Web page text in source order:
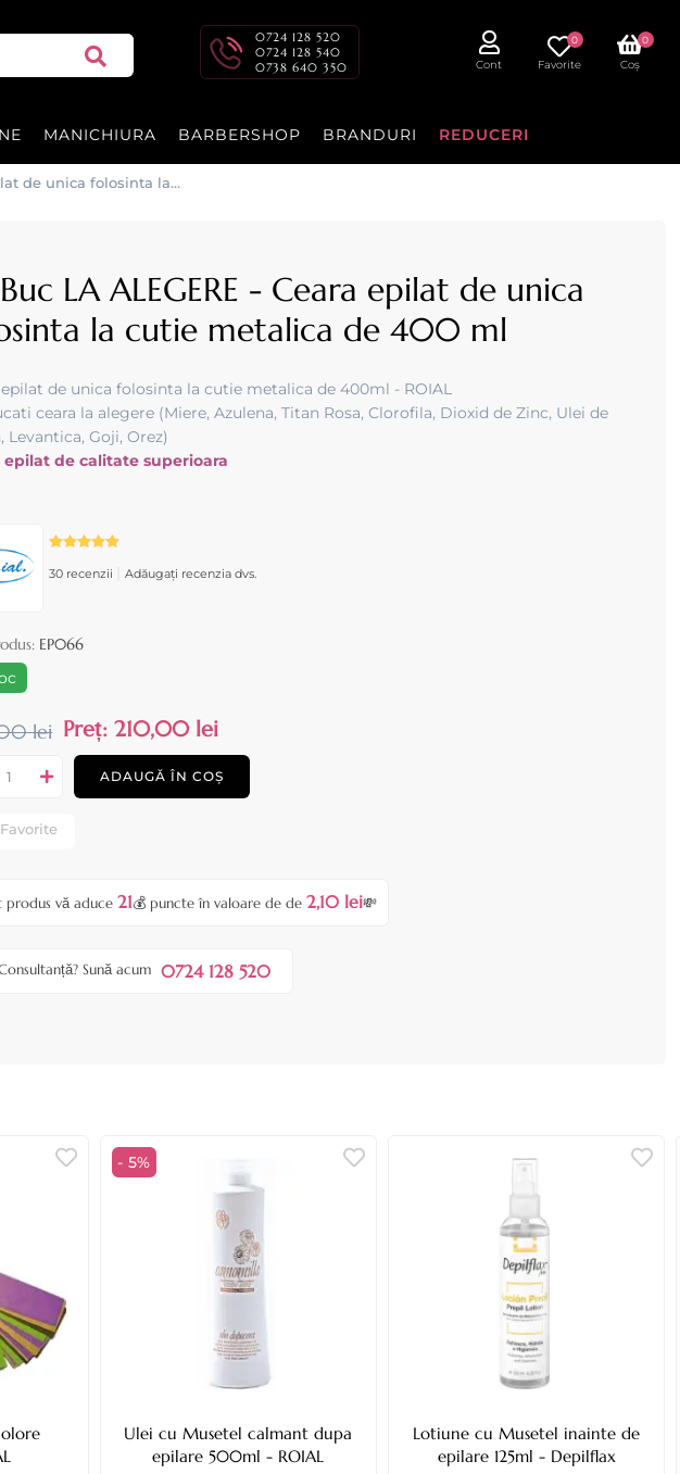
0724 128 520
0724 128 540
0738 640 350
Cont Favorite
0
Coș
0
MANICHIURA BARBERSHOP BRANDURI REDUCERI
de unica folosinta la
LA ALEGERE - Ceara epilat de unica
la cutie metalica de 400 ml
epilat de unica folosinta la cutie metalica de 400ml - ROIAL
ceara la alegere (Miere, Azulena, Titan Rosa, Clorofila, Dioxid de Zinc, Ulei de
Levantica, Goji, Orez)
epilat de calitate superioara
30 recenzii Adăugați recenzia dvs.
EP066
lei Preț: 210,00 lei
ADAUGĂ ÎN COȘ
Favorite
produs vă aduce21💰 puncte în valoare de de2,10 lei💸
Sună acum 0724 128 520
- 5%
Ulei cu Musetel calmant dupa
epilare 500ml - ROIAL
Lotiune cu Musetel inainte de
epilare 125ml - Depilflax